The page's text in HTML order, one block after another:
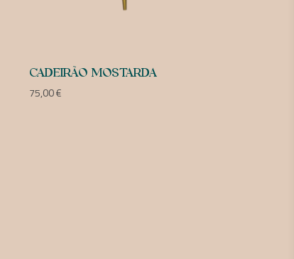
CADEIRÃO MOSTARDA
75,00€